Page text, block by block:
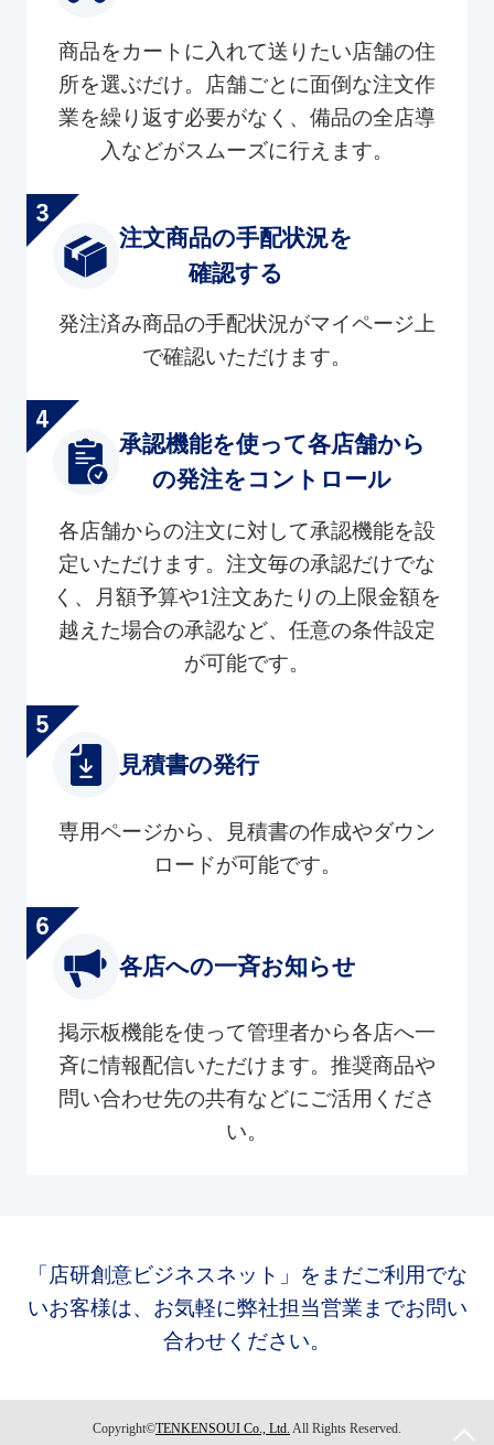
商品をカートに入れて送りたい店舗の住
所を選ぶだけ。店舗ごとに面倒な注文作
業を繰り返す必要がなく、備品の全店導
入などがスムーズに行えます。
注文商品の手配状況を
確認する
発注済み商品の手配状況がマイページ上
で確認いただけます。
承認機能を使って各店舗から
の発注をコントロール
各店舗からの注文に対して承認機能を設
定いただけます。注文毎の承認だけでな
く、月額予算や1注文あたりの上限金額を
越えた場合の承認など、任意の条件設定
が可能です。
見積書の発行
専用ページから、見積書の作成やダウン
ロードが可能です。
各店への一斉お知らせ
掲示板機能を使って管理者から各店へ一
斉に情報配信いただけます。推奨商品や
問い合わせ先の共有などにご活用くださ
い。
「店研創意ビジネスネット」をまだご利用でな
いお客様は、お気軽に弊社担当営業までお問い
合わせください。
Copyright©TENKENSOUI Co., Ltd. All Rights Reserved.